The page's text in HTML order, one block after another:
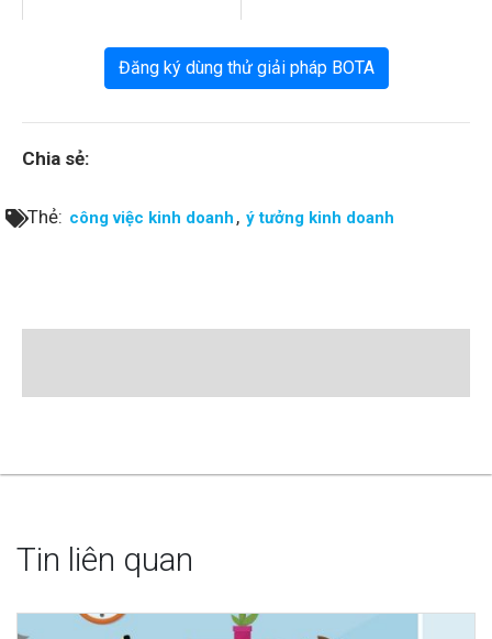
Đăng ký dùng thử giải pháp BOTA
Chia sẻ:
Thẻ: công việc kinh doanh , ý tưởng kinh doanh
Tin liên quan